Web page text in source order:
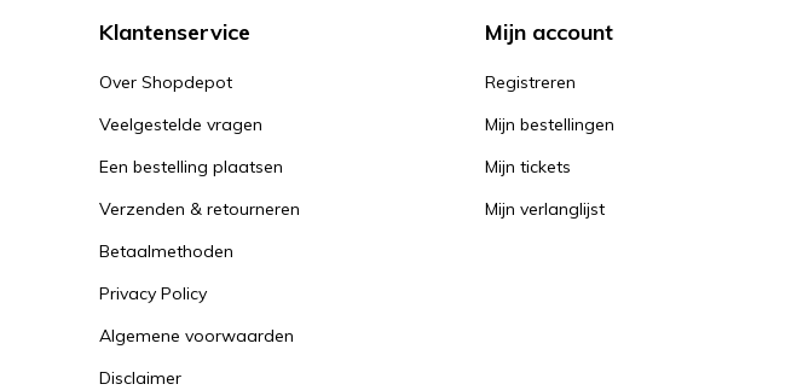
Klantenservice
Over Shopdepot
Veelgestelde vragen
Een bestelling plaatsen
Verzenden & retourneren
Betaalmethoden
Privacy Policy
Algemene voorwaarden
Disclaimer
Mijn account
Registreren
Mijn bestellingen
Mijn tickets
Mijn verlanglijst